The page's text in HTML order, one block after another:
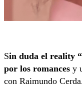
Sin duda el reality
por los romances y
con Raimundo